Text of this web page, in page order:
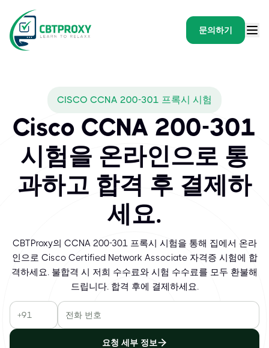
문의하기
CISCO CCNA 200-301 프록시 시험
Cisco CCNA 200-301
시험을 온라인으로 통
과하고 합격 후 결제하
세요.
CBTProxy의 CCNA 200-301 프록시 시험을 통해 집에서 온라
인으로 Cisco Certified Network Associate 자격증 시험에 합
격하세요. 불합격 시 저희 수수료와 시험 수수료를 모두 환불해
드립니다. 합격 후에 결제하세요.
요청 세부 정보